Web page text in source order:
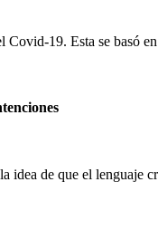
19. Esta se basó
idea de que el lenguaje